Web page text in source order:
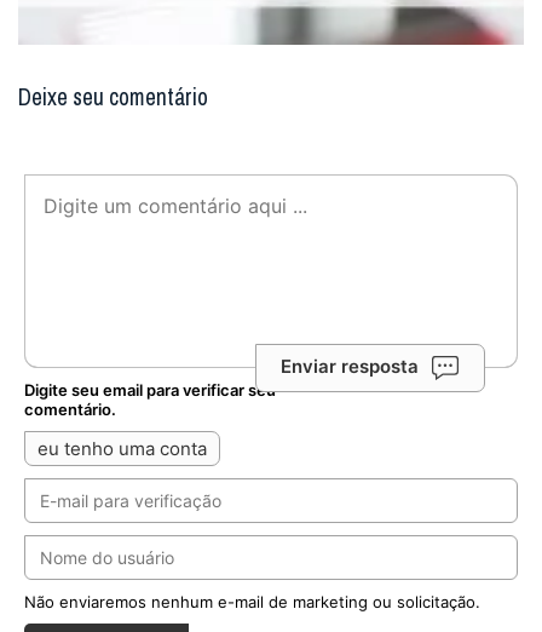
Deixe seu comentário
Enviar resposta
Digite seu email para verificar seu
comentário.
eu tenho uma conta
Não enviaremos nenhum e-mail de marketing ou solicitação.